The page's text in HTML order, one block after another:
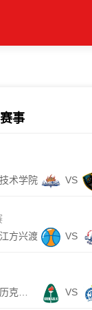
事
术学院
VS
方兴渡
VS
VS